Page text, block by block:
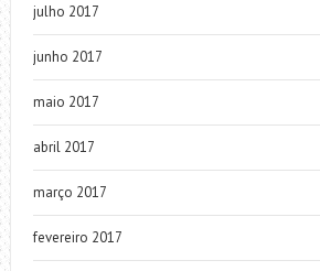
julho 2017
junho 2017
maio 2017
abril 2017
março 2017
fevereiro 2017